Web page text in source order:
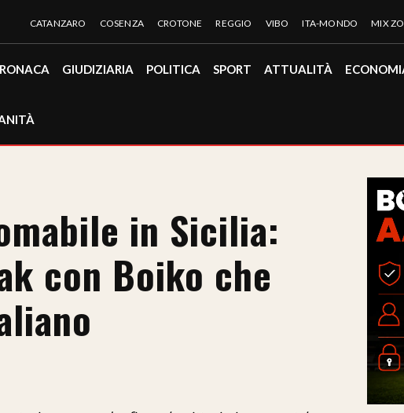
CATANZARO COSENZA CROTONE REGGIO VIBO ITA-MONDO MIX
GIUDIZIARIA POLITICA SPORT ATTUALITÀ
in Sicilia:
con Boiko che